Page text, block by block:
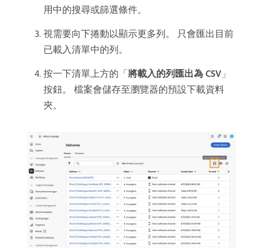
用中的搜尋或篩選條件。
視需要向下捲動以顯示更多列。 只會匯出目前
已載入清單中的列。
按一下清單上方的「將載入的列匯出為 CSV 」
按鈕。 檔案會儲存至瀏覽器的預設下載資料
夾。